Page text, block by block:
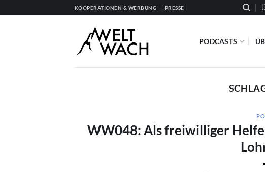
Inhalt
KOOPERATIONEN & WERBUNG PRESSE
PODCASTS
WW048: Als freiwilliger